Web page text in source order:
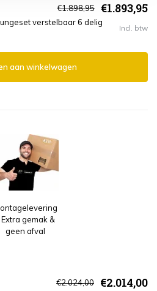
€1.898,95 €1.893,95
verstelbaar 6 delig
Incl. btw
aan winkelwagen
gemak &
geen afval
€2.024,00 €2.014,00